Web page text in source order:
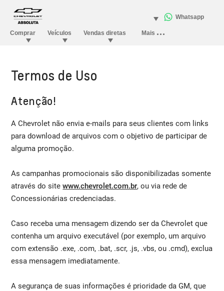
Termos de Uso
Atenção!
A Chevrolet não envia e-mails para seus clientes com links
para download de arquivos com o objetivo de participar de
alguma promoção.
As campanhas promocionais são disponibilizadas somente
através do sitewww.chevrolet.com.br, ou via rede de
Concessionárias credenciadas.
Caso receba uma mensagem dizendo ser da Chevrolet que
contenha um arquivo executável (por exemplo, um arquivo
com extensão .exe, .com, .bat, .scr, .js, .vbs, ou .cmd), exclua
essa mensagem imediatamente.
A segurança de suas informações é prioridade da GM, que